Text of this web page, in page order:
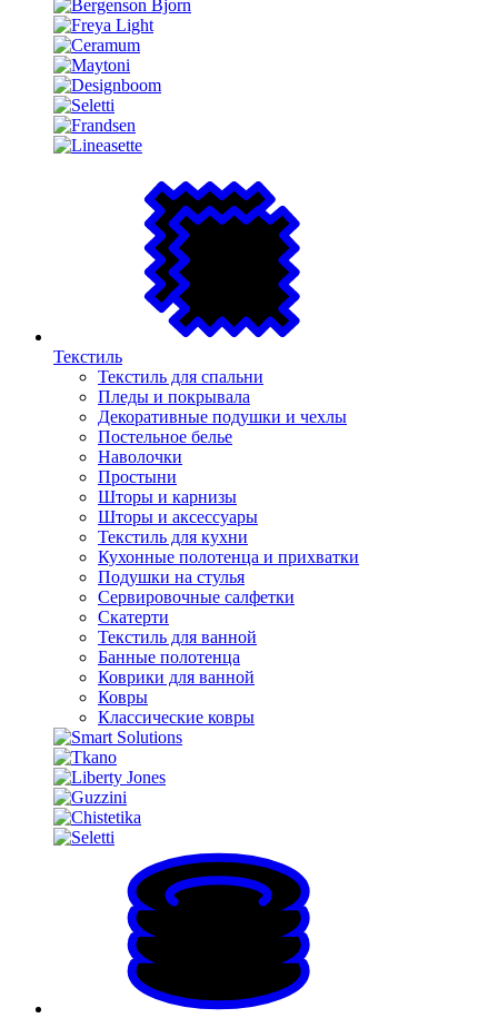
Текстиль
Текстиль для спальни
Пледы и покрывала
Декоративные подушки и чехлы
Постельное белье
Наволочки
Простыни
Шторы и карнизы
Шторы и аксессуары
Текстиль для кухни
Кухонные полотенца и прихватки
Подушки на стулья
Сервировочные салфетки
Скатерти
Текстиль для ванной
Банные полотенца
Коврики для ванной
Ковры
Классические ковры